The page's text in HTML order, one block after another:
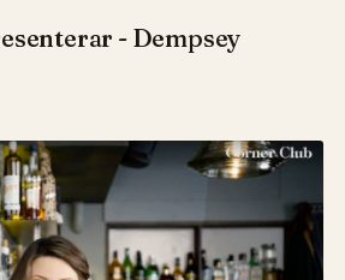
- Dempsey